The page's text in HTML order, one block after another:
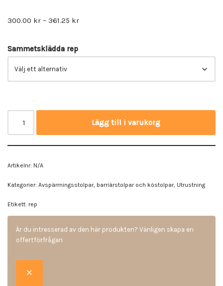
300.00 kr – 361.25 kr
Sammetsklädda rep
Lägg till i varukorg
Artikelnr: N/A
Kategorier: Avspärrningsstolpar, barriärstolpar och köstolpar, Utrustning
Etikett: rep
Är du intresserad av den här produkten? Vänligen skapa en
offertförfrågan